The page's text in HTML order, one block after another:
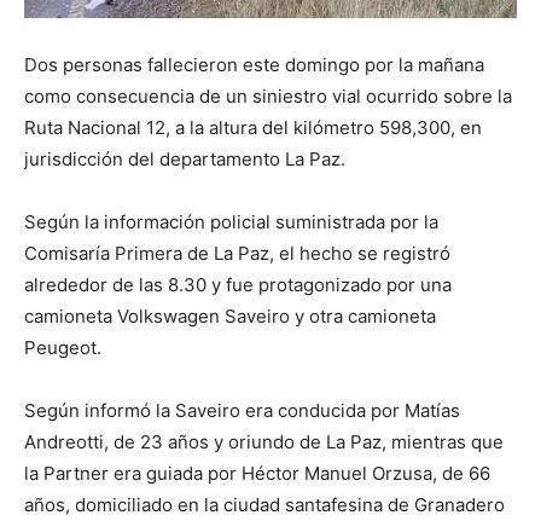
Dos personas fallecieron este domingo por la mañana
como consecuencia de un siniestro vial ocurrido sobre la
Ruta Nacional 12, a la altura del kilómetro 598,300, en
jurisdicción del departamento La Paz.
Según la información policial suministrada por la
Comisaría Primera de La Paz, el hecho se registró
alrededor de las 8.30 y fue protagonizado por una
camioneta Volkswagen Saveiro y otra camioneta
Peugeot.
Según informó la Saveiro era conducida por Matías
Andreotti, de 23 años y oriundo de La Paz, mientras que
la Partner era guiada por Héctor Manuel Orzusa, de 66
años, domiciliado en la ciudad santafesina de Granadero